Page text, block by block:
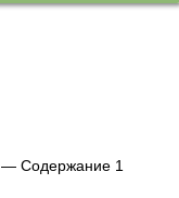
— Содержание 1